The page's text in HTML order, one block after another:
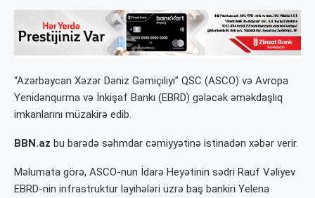
“Azərbaycan Xəzər Dəniz Gəmiçiliyi” QSC (ASCO) və Avropa
Yenidənqurma və İnkişaf Bankı (EBRD) gələcək əməkdaşlıq
imkanlarını müzakirə edib.
BBN.az bu barədə səhmdar cəmiyyətinə istinadən xəbər verir.
Məlumata görə, ASCO-nun İdarə Heyətinin sədri Rauf Vəliyev
EBRD-nin infrastruktur layihələri üzrə baş bankiri Yelena